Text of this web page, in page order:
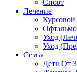
Спорт
Лечение
Уход
Уход
Семья
Дети От